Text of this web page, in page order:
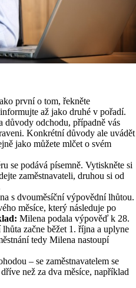
první o tom, řekněte
až jako druhé v pořadí.
důvody odchodu, případně vás
Konkrétní důvody ale uvádět
jako můžete mlčet o svém
se podává písemně. Vytiskněte si
zaměstnavateli, druhou si od
s dvouměsíční výpovědní lhůtou.
měsíce, který následuje po
Milena podala výpověď k 28.
začne běžet 1. října a uplyne
tedy Milena nastoupí
– se zaměstnavatelem se
než za dva měsíce, například